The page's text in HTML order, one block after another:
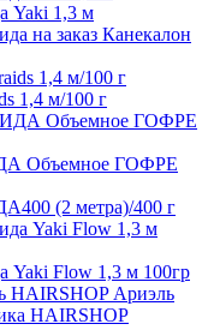
Yaki 1,3 м
Канекалон
1,4 м/100 г
Объемное ГОФРЕ
(2 метра)/400 г
Yaki Flow 1,3 м 100гр
HAIRSHOP Ариэль
HAIRSHOP